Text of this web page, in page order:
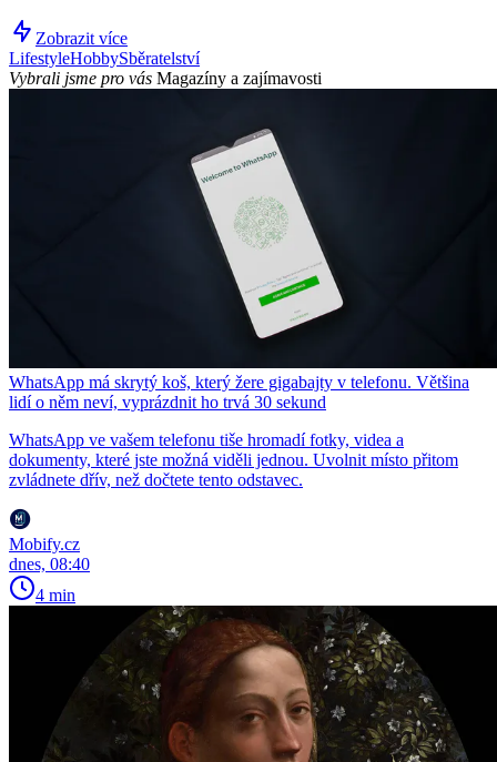
Zobrazit více
LifestyleHobbySběratelství
Vybrali jsme pro vás Magazíny a zajímavosti
WhatsApp má skrytý koš, který žere gigabajty v telefonu. Většina
lidí o něm neví, vyprázdnit ho trvá 30 sekund
WhatsApp ve vašem telefonu tiše hromadí fotky, videa a
dokumenty, které jste možná viděli jednou. Uvolnit místo přitom
zvládnete dřív, než dočtete tento odstavec.
Mobify.cz
dnes, 08:40
4 min